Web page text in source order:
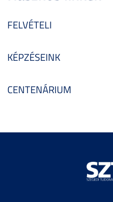
FELVÉTELI
KÉPZÉSEINK
CENTENÁRIUM